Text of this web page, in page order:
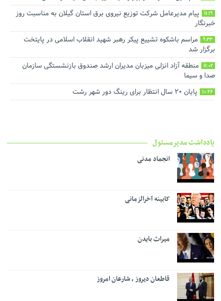
11:19
پیام مدیرعامل شرکت توزیع نیروی برق استان گیلان به مناسبت روز
خبرنگار ‌
9:33
مراسم باشکوه تشییع پیکر رهبر شهید انقلاب اسلامی در پایتخت
برگزار شد
11:02
منطقه آزاد انزلی میزبان مدیران ارشد صندوق بازنشستگی سازمان
صدا و سیما
10:46 پایان ۲۰ سال انتظار برای رینگ دور شهر رشت
یادداشت مدیرمسئول
انجماد مدنی
کابینه آخرالزمانی
میراث بایدن
قاطعان دیروز ، شارعان امروز